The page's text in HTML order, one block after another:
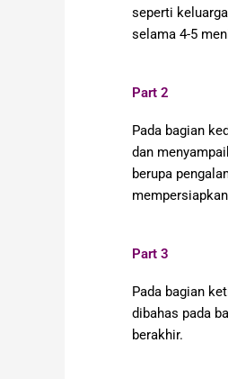
seperti
selama 4-5
Part 2
Pada bagian
dan
berupa
Part 3
Pada bagian
dibahas pada
berakhir.